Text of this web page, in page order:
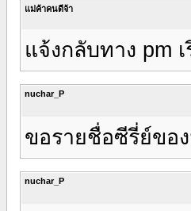
แม่ค้าคนดีจ้า
แจ้งกลับทาง pm
nuchar_P
ขอรายชื่อซีรี่ย์ขอ
nuchar_P